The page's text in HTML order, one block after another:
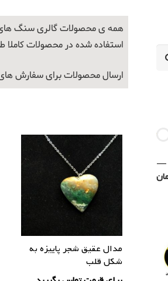
—
همه ی محصولات گالری سنگ
استفاده شده در محصولات کاملا
ارسال محصولات برای سفارش های بالای 120 هزار تومان
مدال عقیق شجر پاییزه به
شکل قلب